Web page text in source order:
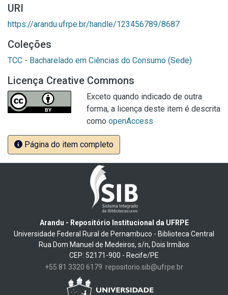
URI
https://arandu.ufrpe.br/handle/123456789/8687
Coleções
TCC - Bacharelado em Ciências do Consumo (Sede)
Licença Creative Commons
Exceto quando indicado de outra
forma, a licença deste item é descrita
como openAccess
Página do item completo
Arandu - Repositório Institucional da UFRPE
Universidade Federal Rural de Pernambuco - Biblioteca Central
Rua Dom Manuel de Medeiros, s/n, Dois Irmãos
CEP: 52171-900 - Recife/PE
+55 81 3320 6179 repositorio.sib@ufrpe.br